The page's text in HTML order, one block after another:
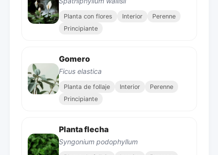
Planta con flores Interior
Perenne
Principiante
Gomero
Ficus elastica
Planta de follaje Interior
Perenne
Principiante
Planta flecha
Syngonium podophyllum